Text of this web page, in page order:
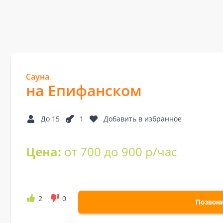
Сауна
на Епифанском
До 15 1 Добавить в избранное
Цена: от 700 до 900 р/час
2 0